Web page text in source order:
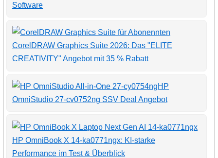
Software
CorelDRAW Graphics Suite 2026: Das "ELITE
CREATIVITY" Angebot mit 35 % Rabatt
HP
OmniStudio 27-cv0752ng SSV Deal Angebot
HP OmniBook X 14-ka0771ngx: KI-starke
Performance im Test & Überblick